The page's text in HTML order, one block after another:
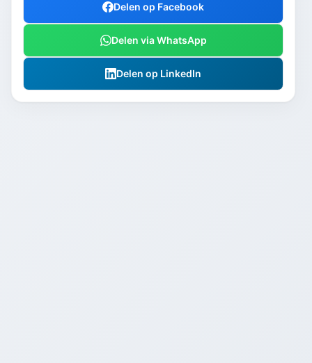
Delen op Facebook
Delen via WhatsApp
Delen op LinkedIn